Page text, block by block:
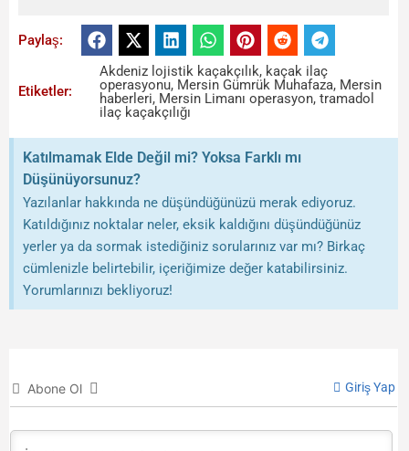
Paylaş:
Etiketler:
Akdeniz lojistik kaçakçılık, kaçak ilaç
operasyonu, Mersin Gümrük Muhafaza, Mersin
haberleri, Mersin Limanı operasyon,tramadol
ilaç kaçakçılığı
Katılmamak Elde Değil mi? Yoksa Farklı mı
Düşünüyorsunuz?
Yazılanlar hakkında ne düşündüğünüzü merak ediyoruz.
Katıldığınız noktalar neler, eksik kaldığını düşündüğünüz
yerler ya da sormak istediğiniz sorularınız var mı? Birkaç
cümlenizle belirtebilir, içeriğimize değer katabilirsiniz.
Yorumlarınızı bekliyoruz!
Abone Ol Giriş Yap